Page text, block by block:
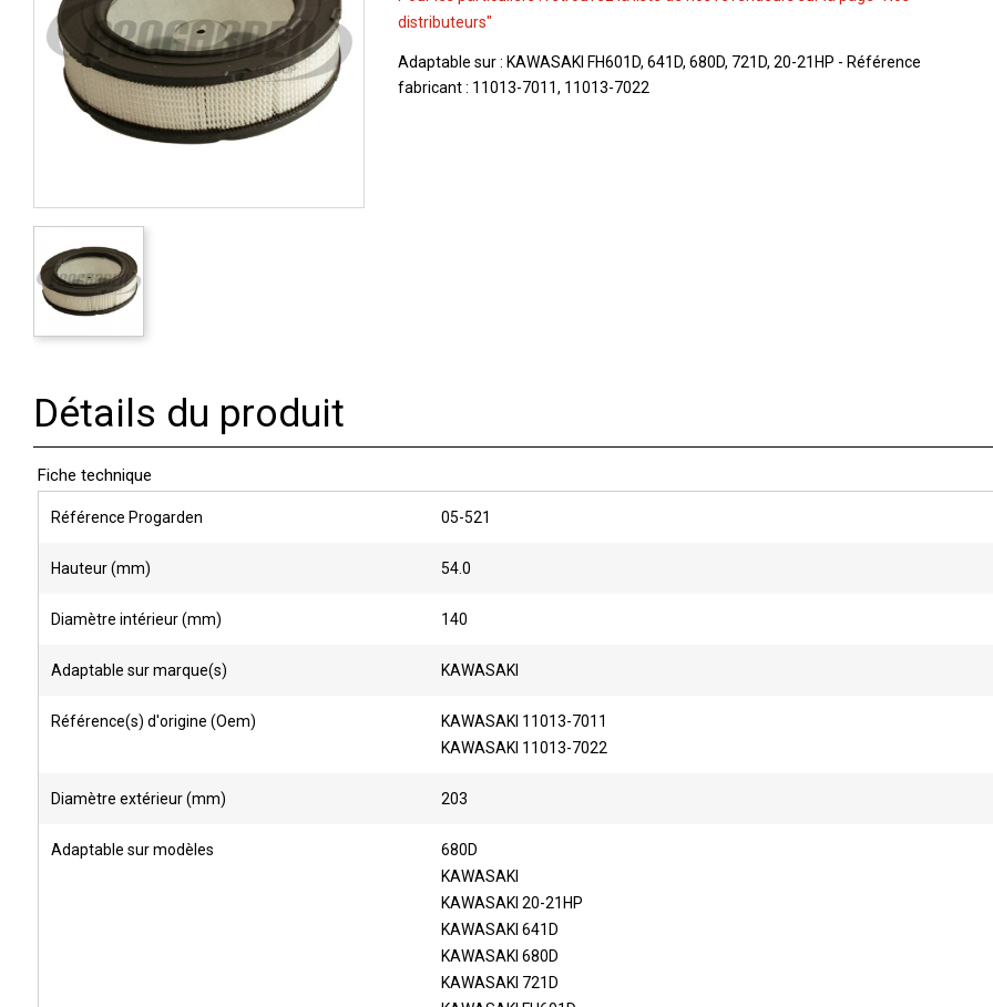
distributeurs"
Adaptable sur : KAWASAKI FH601D, 641D, 680D, 721D, 20-21HP - Référence
fabricant : 11013-7011, 11013-7022
Détails du produit
Fiche technique
Référence Progarden 05-521
Hauteur (mm) 54.0
Diamètre intérieur (mm) 140
Adaptable sur marque(s) KAWASAKI
Référence(s) d'origine (Oem)
KAWASAKI 11013-7011
KAWASAKI 11013-7022
Diamètre extérieur (mm) 203
Adaptable sur modèles
680D
KAWASAKI
KAWASAKI 20-21HP
KAWASAKI 641D
KAWASAKI 680D
KAWASAKI 721D